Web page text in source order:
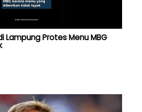
Lampung Protes Menu MBG